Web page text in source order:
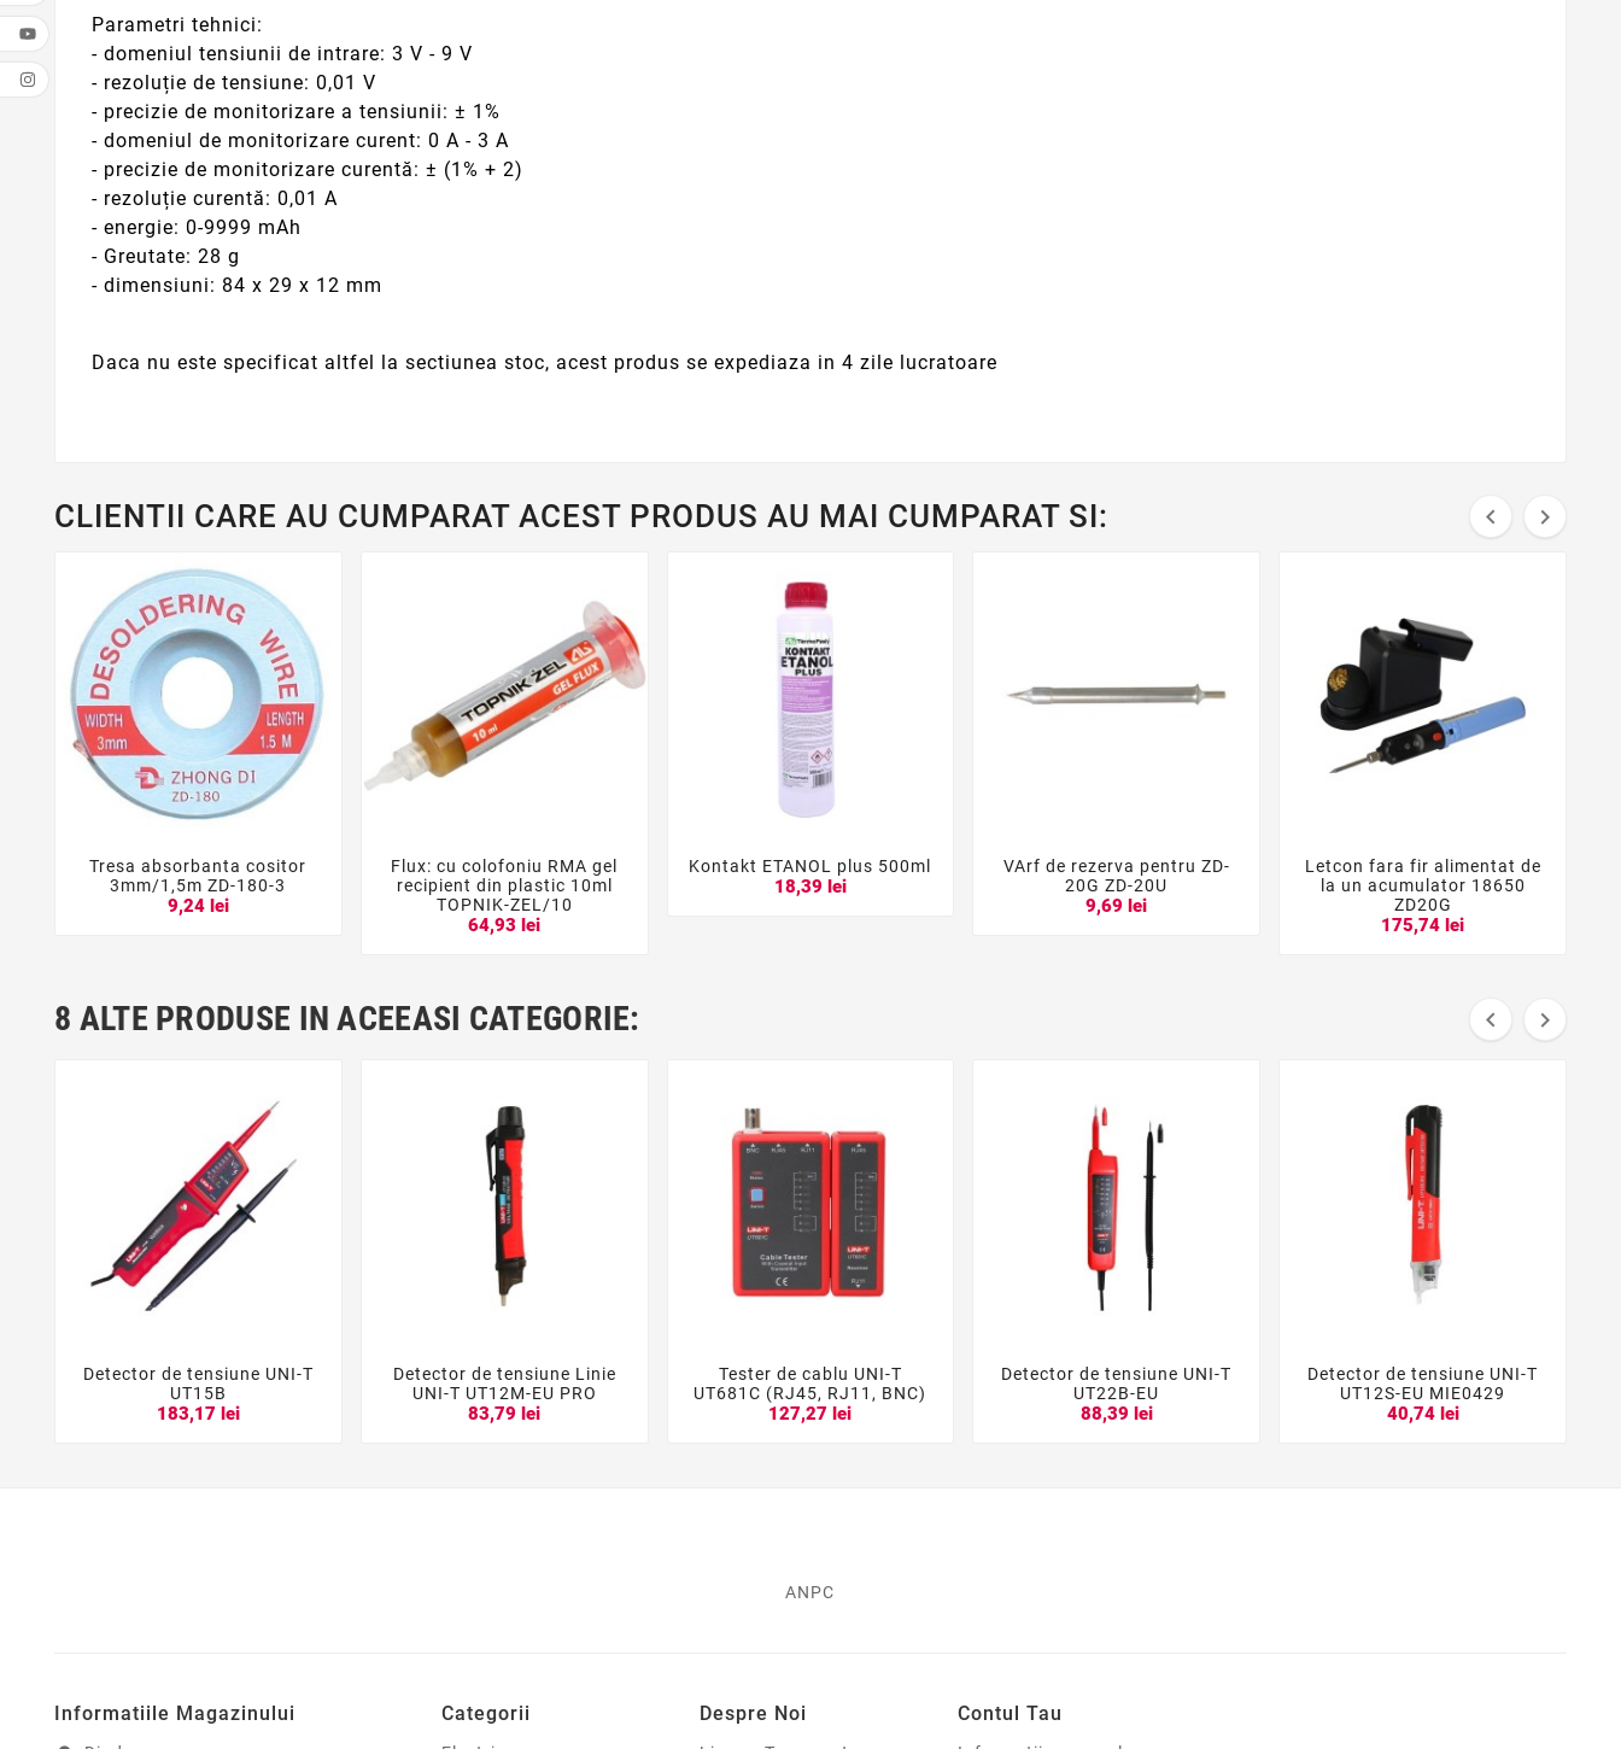
Parametri tehnici:
- domeniul tensiunii de intrare: 3 V - 9 V
- rezoluție de tensiune: 0,01 V
- precizie de monitorizare a tensiunii: ± 1%
- domeniul de monitorizare curent: 0 A - 3 A
- precizie de monitorizare curentă: ± (1% + 2)
- rezoluție curentă: 0,01 A
- energie: 0-9999 mAh
- Greutate: 28 g
- dimensiuni: 84 x 29 x 12 mm
Daca nu este specificat altfel la sectiunea stoc, acest produs se expediaza in 4 zile lucratoare
CLIENTII CARE AU CUMPARAT ACEST PRODUS AU MAI CUMPARAT SI:  
  
Tresa absorbanta cositor
3mm/1,5m ZD-180-3
9,24 lei
  
Flux: cu colofoniu RMA gel
recipient din plastic 10ml
TOPNIK-ZEL/10
64,93 lei

Kontakt ETANOL plus 500ml
18,39 lei   
VArf de rezerva pentru ZD-
20G ZD-20U
9,69 lei
  
Letcon fara fir alimentat de
la un acumulator 18650
ZD20G
175,74 lei
8 ALTE PRODUSE IN ACEEASI CATEGORIE:  

Detector de tensiune UNI-T
UT15B
183,17 lei
  
Detector de tensiune Linie
UNI-T UT12M-EU PRO
83,79 lei
  
Tester de cablu UNI-T
UT681C (RJ45, RJ11, BNC)
127,27 lei

Detector de tensiune UNI-T
UT22B-EU
88,39 lei
  
Detector de tensiune UNI-T
UT12S-EU MIE0429
40,74 lei
ANPC
Informatiile Magazinului Categorii Despre Noi Contul Tau